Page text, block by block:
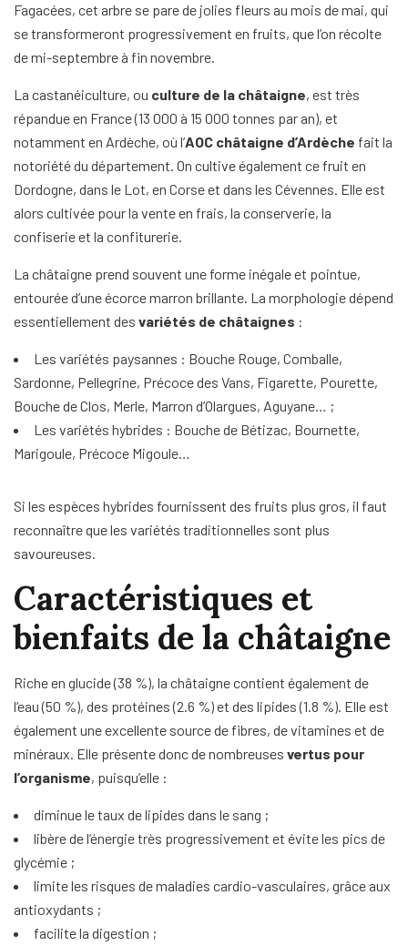
Fagacées, cet arbre se pare de jolies fleurs au mois de mai, qui
se transformeront progressivement en fruits, que l’on récolte
de mi-septembre à fin novembre.
La castanéiculture, ou culture de la châtaigne, est très
répandue en France (13 000 à 15 000 tonnes par an), et
notamment en Ardèche, où l’AOC châtaigne d’Ardèche fait la
notoriété du département. On cultive également ce fruit en
Dordogne, dans le Lot, en Corse et dans les Cévennes. Elle est
alors cultivée pour la vente en frais, la conserverie, la
confiserie et la confiturerie.
La châtaigne prend souvent une forme inégale et pointue,
entourée d’une écorce marron brillante. La morphologie dépend
essentiellement des variétés de châtaignes :
Les variétés paysannes : Bouche Rouge, Comballe,
Sardonne, Pellegrine, Précoce des Vans, Figarette, Pourette,
Bouche de Clos, Merle, Marron d’Olargues, Aguyane… ;
Les variétés hybrides : Bouche de Bétizac, Bournette,
Marigoule, Précoce Migoule…
Si les espèces hybrides fournissent des fruits plus gros, il faut
reconnaître que les variétés traditionnelles sont plus
savoureuses.
Caractéristiques et
bienfaits de la châtaigne
Riche en glucide (38 %), la châtaigne contient également de
l’eau (50 %), des protéines (2.6 %) et des lipides (1.8 %). Elle est
également une excellente source de fibres, de vitamines et de
minéraux. Elle présente donc de nombreuses vertus pour
l’organisme, puisqu’elle :
diminue le taux de lipides dans le sang ;
libère de l’énergie très progressivement et évite les pics de
glycémie ;
limite les risques de maladies cardio-vasculaires, grâce aux
antioxydants ;
facilite la digestion ;